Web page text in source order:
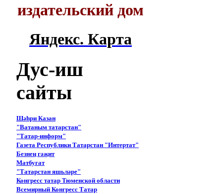
издательский дом
Яндекс. Карта
Дус-иш
сайты
Шәһри Казан
"Ватаным татарстан"
"Татар-информ"
Газета Республики Татарстан "Интертат"
Безнең гәҗит
Матбугат
"Татарстан яшьләре"
Конгресс татар Тюменской области
Всемирный Конгресс Татар